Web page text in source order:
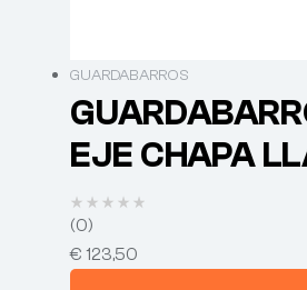
GUARDABARROS
EJE CHAPA
(0)
€ 123,50